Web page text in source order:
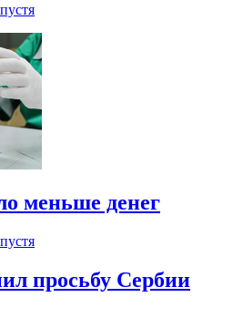
меньше денег
просьбу Сербии